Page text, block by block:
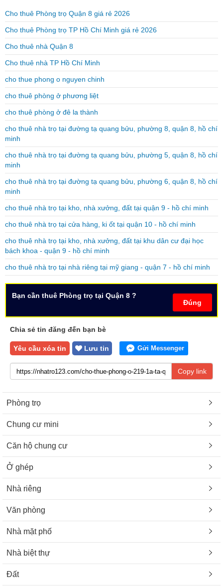
Cho thuê Phòng trọ Quận 8 giá rẻ 2026
Cho thuê Phòng trọ TP Hồ Chí Minh giá rẻ 2026
Cho thuê nhà Quận 8
Cho thuê nhà TP Hồ Chí Minh
cho thue phong o nguyen chinh
cho thuê phòng ở phương liệt
cho thuê phòng ở đê la thành
cho thuê nhà trọ tại đường tạ quang bửu, phường 8, quận 8, hồ chí
minh
cho thuê nhà trọ tại đường tạ quang bửu, phường 5, quận 8, hồ chí
minh
cho thuê nhà trọ tại đường tạ quang bửu, phường 6, quận 8, hồ chí
minh
cho thuê nhà trọ tại kho, nhà xưởng, đất tại quận 9 - hồ chí minh
cho thuê nhà trọ tại cửa hàng, ki ốt tại quận 10 - hồ chí minh
cho thuê nhà trọ tại kho, nhà xưởng, đất tại khu dân cư đại học
bách khoa - quận 9 - hồ chí minh
cho thuê nhà trọ tại nhà riêng tại mỹ giang - quận 7 - hồ chí minh
Đúng
Bạn cần thuê Phòng trọ tại Quận 8 ?
Chia sẻ tin đăng đến bạn bè
Yêu cầu xóa tin Lưu tin Gửi Messenger
Copy link
Phòng trọ
Chung cư mini
Căn hộ chung cư
Ở ghép
Nhà riêng
Văn phòng
Nhà mặt phố
Nhà biệt thự
Đất